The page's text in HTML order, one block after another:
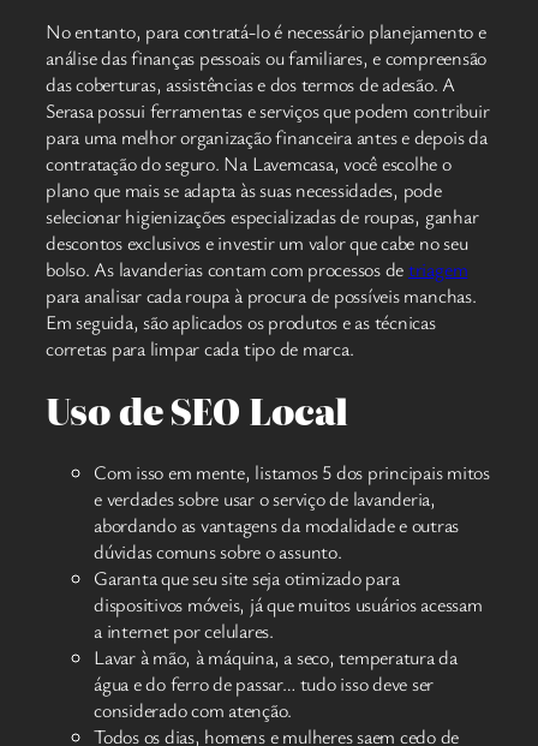
No entanto, para contratá-lo é necessário planejamento e
análise das finanças pessoais ou familiares, e compreensão
das coberturas, assistências e dos termos de adesão. A
Serasa possui ferramentas e serviços que podem contribuir
para uma melhor organização financeira antes e depois da
contratação do seguro. Na Lavemcasa, você escolhe o
plano que mais se adapta às suas necessidades, pode
selecionar higienizações especializadas de roupas, ganhar
descontos exclusivos e investir um valor que cabe no seu
bolso. As lavanderias contam com processos detriagem
para analisar cada roupa à procura de possíveis manchas.
Em seguida, são aplicados os produtos e as técnicas
corretas para limpar cada tipo de marca.
Uso de SEO Local
Com isso em mente, listamos 5 dos principais mitos
e verdades sobre usar o serviço de lavanderia,
abordando as vantagens da modalidade e outras
dúvidas comuns sobre o assunto.
Garanta que seu site seja otimizado para
dispositivos móveis, já que muitos usuários acessam
a internet por celulares.
Lavar à mão, à máquina, a seco, temperatura da
água e do ferro de passar… tudo isso deve ser
considerado com atenção.
Todos os dias, homens e mulheres saem cedo de